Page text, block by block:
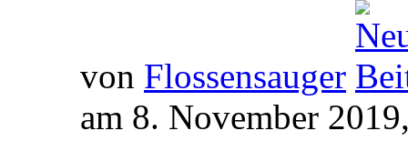
von Flossensauger
am 8. November